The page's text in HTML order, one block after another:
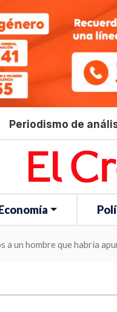
Periodismo de
a un hombre que habría